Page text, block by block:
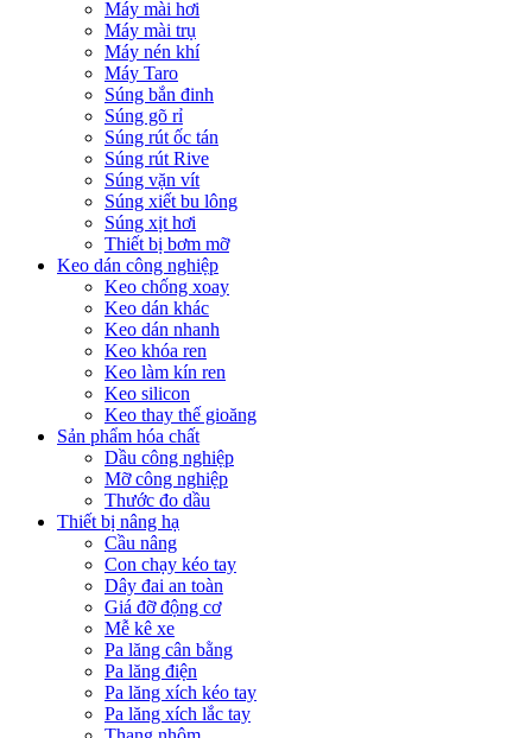
Máy mài hơi
Máy mài trụ
Máy nén khí
Máy Taro
Súng bắn đinh
Súng gõ rỉ
Súng rút ốc tán
Súng rút Rive
Súng vặn vít
Súng xiết bu lông
Súng xịt hơi
Thiết bị bơm mỡ
Keo dán công nghiệp
Keo chống xoay
Keo dán khác
Keo dán nhanh
Keo khóa ren
Keo làm kín ren
Keo silicon
Keo thay thế gioăng
Sản phẩm hóa chất
Dầu công nghiệp
Mỡ công nghiệp
Thước đo dầu
Thiết bị nâng hạ
Cầu nâng
Con chạy kéo tay
Dây đai an toàn
Giá đỡ động cơ
Mễ kê xe
Pa lăng cân bằng
Pa lăng điện
Pa lăng xích kéo tay
Pa lăng xích lắc tay